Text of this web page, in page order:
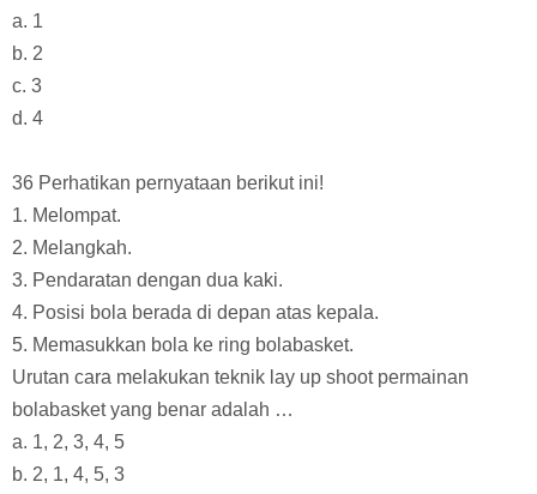
a. 1
b. 2
c. 3
d. 4
36 Perhatikan pernyataan berikut ini!
1. Melompat.
2. Melangkah.
3. Pendaratan dengan dua kaki.
4. Posisi bola berada di depan atas kepala.
5. Memasukkan bola ke ring bolabasket.
Urutan cara melakukan teknik lay up shoot permainan
bolabasket yang benar adalah …
a. 1, 2, 3, 4, 5
b. 2, 1, 4, 5, 3